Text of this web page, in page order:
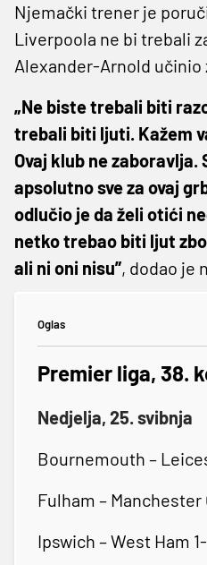
Njemački trener je
Liverpoola ne bi trebali
Alexander-Arnold učinio
„Ne biste trebali biti
trebali biti ljuti. Kažem
Ovaj klub ne zaboravlja.
apsolutno sve za ovaj
odlučio je da želi otići
netko trebao biti ljut
ali ni oni nisu”, dodao je
Oglas
Premier liga, 38.
Nedjelja, 25. svibnja
Bournemouth –
Fulham – Manchester
Ipswich – West Ham